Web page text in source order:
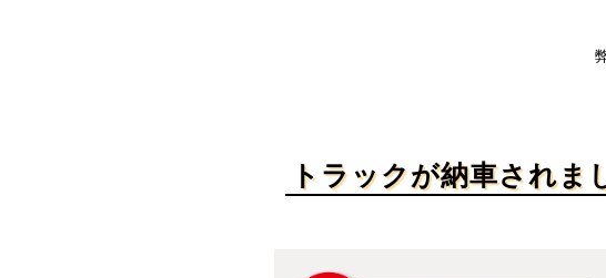
トラックが納車されま